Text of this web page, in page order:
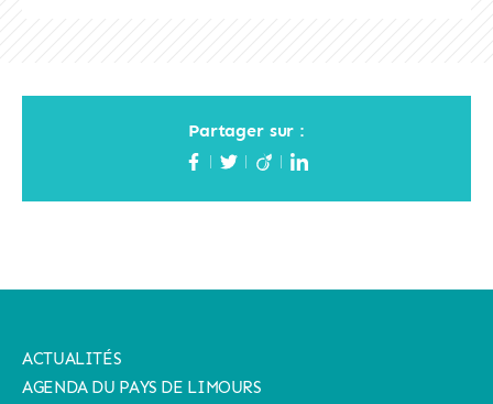
Partager sur :
ACTUALITÉS
AGENDA DU PAYS DE LIMOURS